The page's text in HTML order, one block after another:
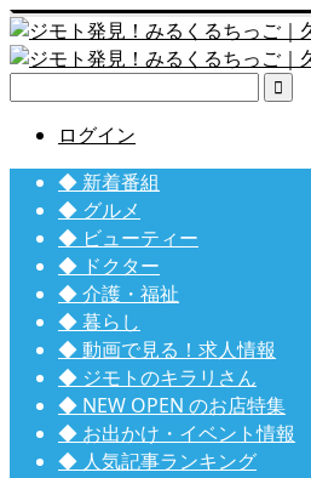

ログイン
◆ 新着番組
◆ グルメ
◆ ビューティー
◆ ドクター
◆ 介護・福祉
◆ 暮らし
◆ 動画で見る！求人情報
◆ ジモトのキラリさん
◆ NEW OPEN のお店特集
◆ お出かけ・イベント情報
◆ 人気記事ランキング